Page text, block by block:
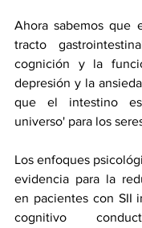
Ahora sabemos que
tracto
cognición y la
depresión y la
que el intestino
universo' para los
Los enfoques
evidencia para la
en pacientes con SII
cognitivo